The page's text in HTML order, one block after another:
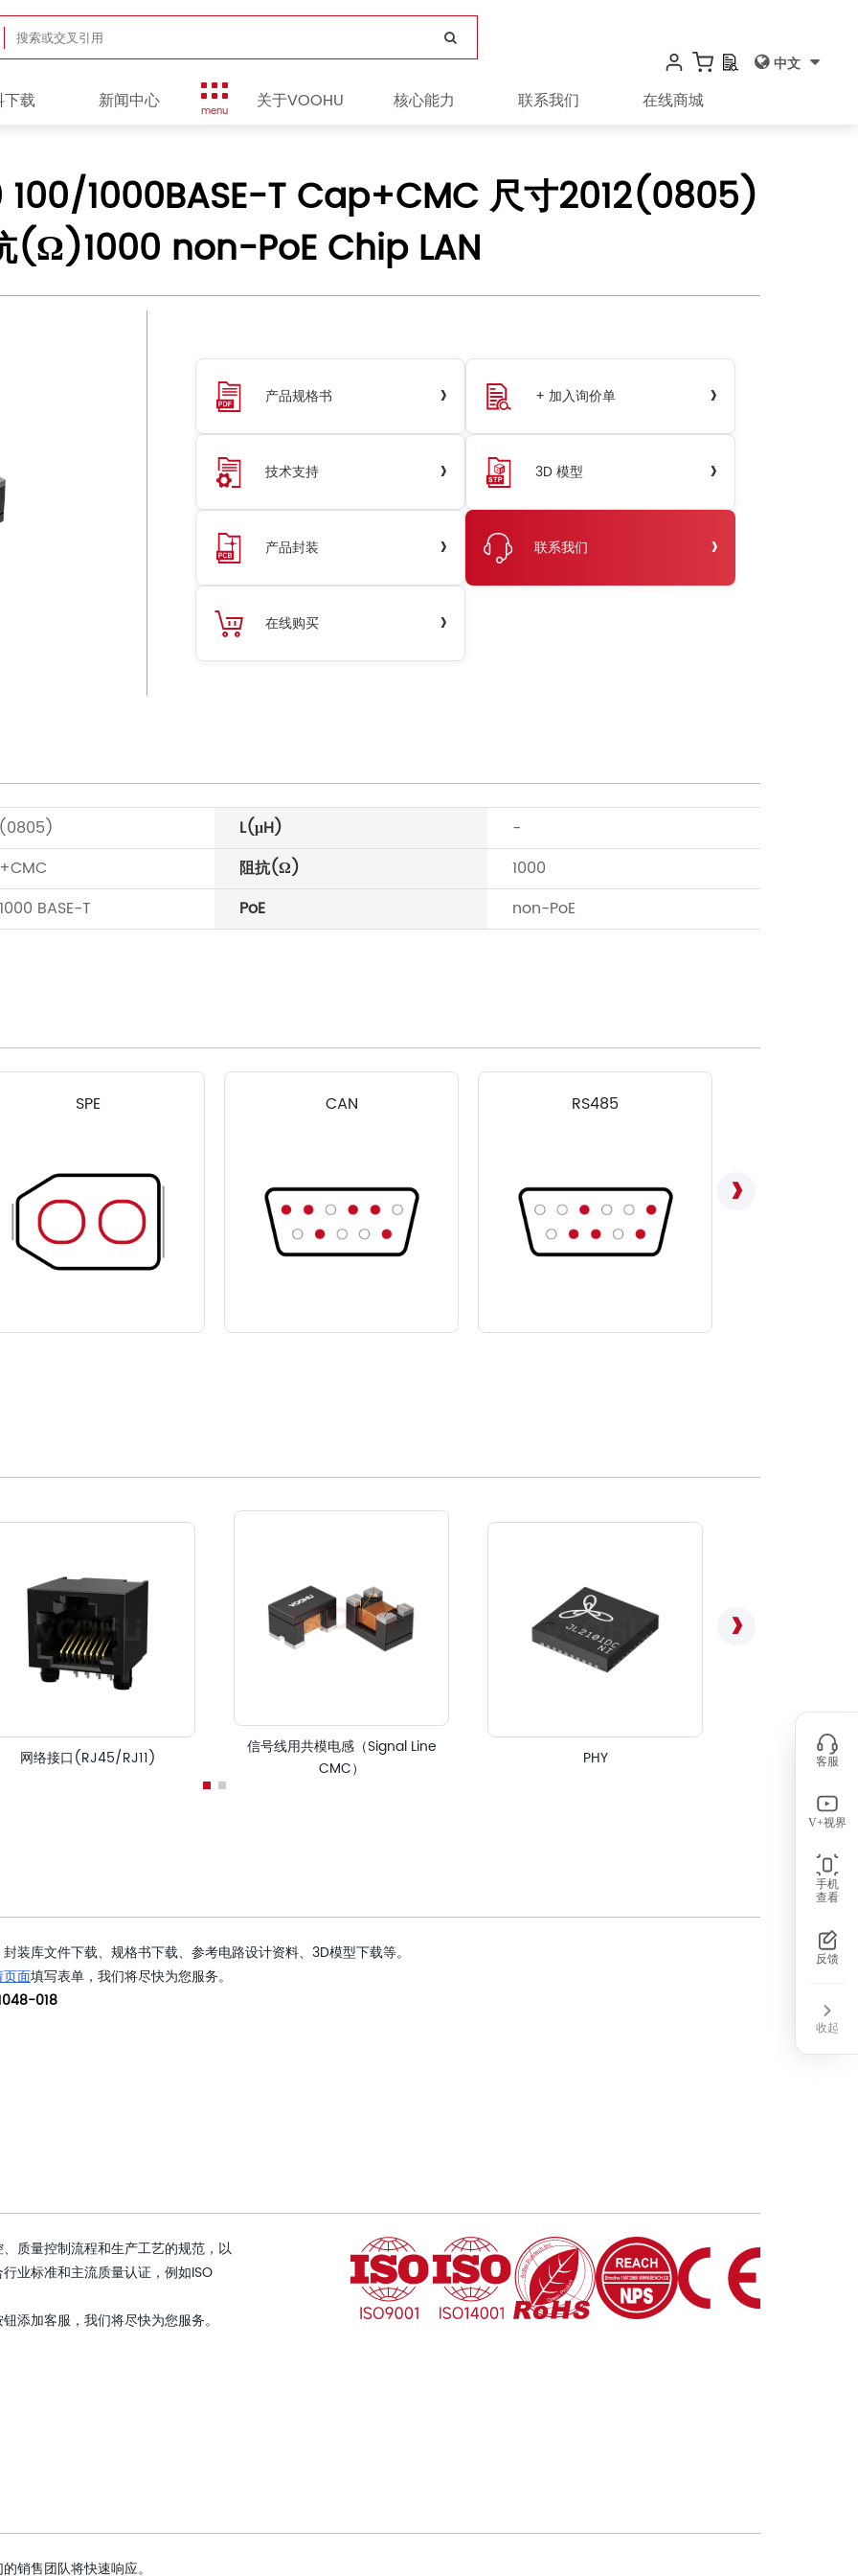
下载 新闻中心 menu 关于VOOHU 核心能力 联系我们 在线商城
中文
100/1000BASE-T Cap+CMC 尺寸2012(0805)
(Ω)1000 non-PoE Chip LAN
产品规格书 › + 加入询价单 ›
技术支持 › 3D 模型 ›
产品封装 › 联系我们 ›
在线购买 ›
BASE-T
L(μH)
-
阻抗(Ω)
1000
PoE
non-PoE
SPE CAN RS485
网络接口(RJ45/RJ11)
信号线用共模电感（Signal Line
CMC）
PHY TVS/
装库文件下载、规格书下载、参考电路设计资料、3D模型下载等。
面填写表单，我们将尽快为您服务。
018
质量控制流程和生产工艺的规范，以
业标准和主流质量认证，例如ISO
添加客服，我们将尽快为您服务。
销售团队将快速响应。
客服
V+视界
手机
查看
反馈
收起